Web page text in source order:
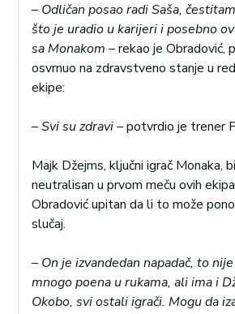
– Odličan posao radi Saša,
što je uradio u karijeri i posebno
sa Monakom –rekao je Obradović,
osvrnuo na zdravstveno stanje u
ekipe:
– Svi su zdravi –potvrdio je trener
Majk Džejms, ključni igrač Monaka,
neutralisan u prvom meču ovih ekipa
Obradović upitan da li to može
slučaj.
– On je izvandedan napadač, to
mnogo poena u rukama, ali ima i
Okobo, svi ostali igrači. Mogu da